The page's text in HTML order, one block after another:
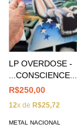
LP OVERDOSE -
...CONSCIENCE...
R$250,00
12x de R$25,72
METAL NACIONAL